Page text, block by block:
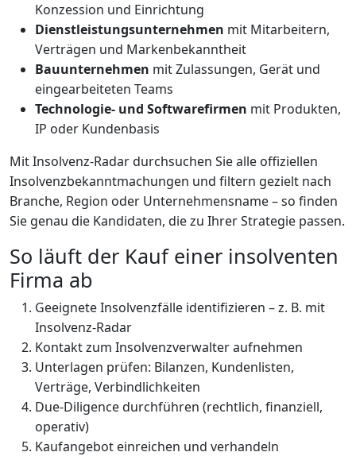
Konzession und Einrichtung
Dienstleistungsunternehmen mit Mitarbeitern,
Verträgen und Markenbekanntheit
Bauunternehmen mit Zulassungen, Gerät und
eingearbeiteten Teams
Technologie- und Softwarefirmen mit Produkten,
IP oder Kundenbasis
Mit Insolvenz-Radar durchsuchen Sie alle offiziellen
Insolvenzbekanntmachungen und filtern gezielt nach
Branche, Region oder Unternehmensname – so finden
Sie genau die Kandidaten, die zu Ihrer Strategie passen.
So läuft der Kauf einer insolventen
Firma ab
Geeignete Insolvenzfälle identifizieren – z. B. mit
Insolvenz-Radar
Kontakt zum Insolvenzverwalter aufnehmen
Unterlagen prüfen: Bilanzen, Kundenlisten,
Verträge, Verbindlichkeiten
Due-Diligence durchführen (rechtlich, finanziell,
operativ)
Kaufangebot einreichen und verhandeln